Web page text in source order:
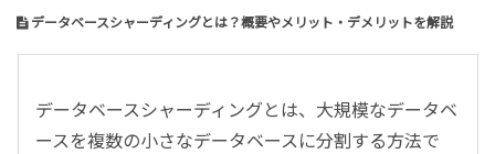
データベースシャーディングとは？概要やメリット・デメリットを解説
データベースシャーディングとは、大規模なデータベ
ースを複数の小さなデータベースに分割する方法で